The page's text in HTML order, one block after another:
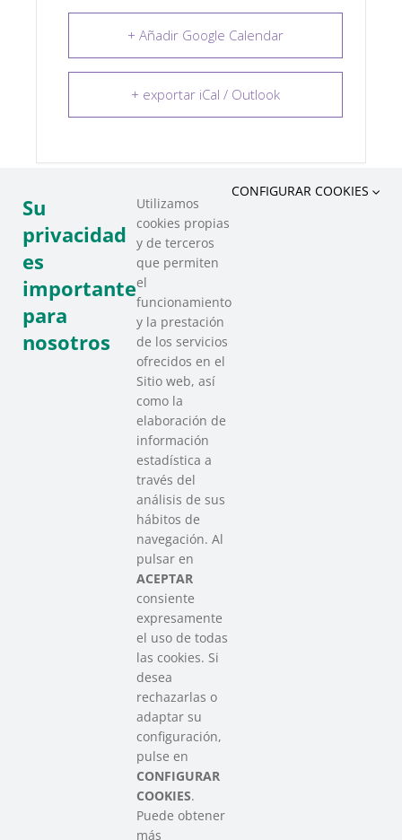
+ Añadir Google Calendar
+ exportar iCal / Outlook
COMPARTIR ESTE EVENTO
SAREEN SAREA
Asociación que agrupa a las redes
del Tercer Sector Social en Euskadi
Contacto
info@sareensarea.eu
Iparraguirre, 9 lonja – 48009 Bilbao
946 569 230
Colabora
Su
privacidad
es
importante
para
nosotros
Utilizamos
cookies propias
y de terceros
que permiten
el
funcionamiento
y la prestación
de los servicios
ofrecidos en el
Sitio web, así
como la
elaboración de
información
estadística a
través del
análisis de sus
hábitos de
navegación. Al
pulsar en
ACEPTAR
consiente
expresamente
el uso de todas
las cookies. Si
desea
rechazarlas o
adaptar su
configuración,
pulse en
CONFIGURAR
COOKIES.
Puede obtener
más
CONFIGURAR COOKIES